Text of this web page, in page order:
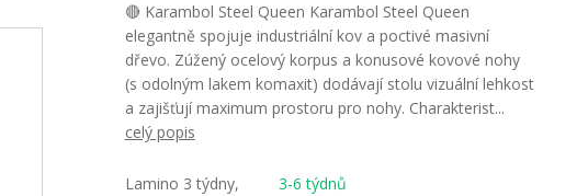
🔴 Karambol Steel Queen Karambol Steel Queen
elegantně spojuje industriální kov a poctivé masivní
dřevo. Zúžený ocelový korpus a konusové kovové nohy
(s odolným lakem komaxit) dodávají stolu vizuální lehkost
a zajišťují maximum prostoru pro nohy. Charakterist...
celý popis
Lamino 3 týdny,
3-6 týdnů